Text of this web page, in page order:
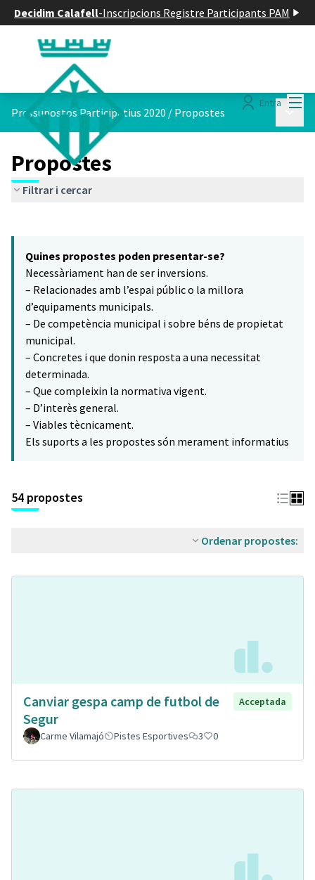
Decidim Calafell-Inscripcions Registre Participants PAM
Entra
Pressupostos Participatius 2020 / Propostes
Propostes
Filtrar i cercar
−
Quines propostes poden presentar-se?
Necessàriament han de ser inversions.
– Relacionades amb l’espai públic o la millora
d’equipaments municipals.
– De competència municipal i sobre béns de propietat
municipal.
– Concretes i que donin resposta a una necessitat
determinada.
– Que compleixin la normativa vigent.
– D’interès general.
– Viables tècnicament.
Els suports a les propostes són merament informatius
54 propostes
Ordenar propostes:
Canviar gespa camp de futbol de
Segur
Acceptada
Carme Vilamajó Pistes Esportives 3 0